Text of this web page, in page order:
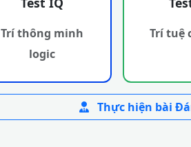
Trí thông minh
logic
Trí tuệ
Thực hiện bài